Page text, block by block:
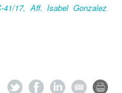
17, Aff. Isabel Gonzalez